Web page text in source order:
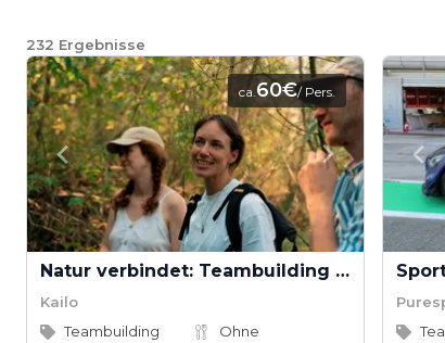
232 Ergebnisse
ca.60€/ Pers.
Natur verbindet: Teambuilding durch Achtsamkeit und Selbstreflexion
Kailo
Teambuilding
Ohne